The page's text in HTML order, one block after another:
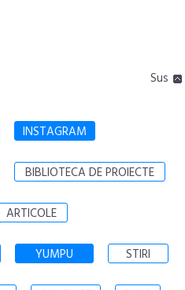
Sus
INSTAGRAM
BIBLIOTECA DE PROIECTE
ARTICOLE
YUMPU STIRI